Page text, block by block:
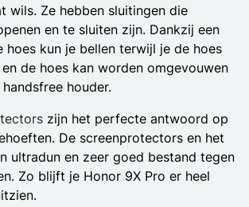
wils. Ze hebben sluitingen die
en te sluiten zijn. Dankzij een
hoes kun je bellen terwijl je de hoes
de hoes kan worden omgevouwen
houder.
zijn het perfecte antwoord op
De screenprotectors en het
ultradun en zeer goed bestand tegen
Zo blijft je Honor 9X Pro er heel